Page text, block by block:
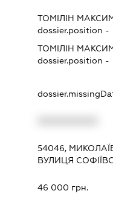
ТОМІЛІН
dossier.position -
ТОМІЛІН
dossier.position -
54046,
ВУЛИЦЯ
46 000 грн.